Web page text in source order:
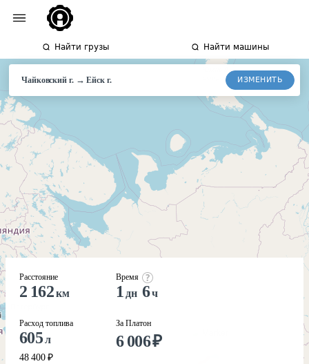
Найти грузы Найти машины
Чайковский г.→Ейск г. ИЗМЕНИТЬ
Расстояние
2 162км
Расход топлива
605л
48 400 ₽
Время
1 дн 6ч
За Платон
6 006₽